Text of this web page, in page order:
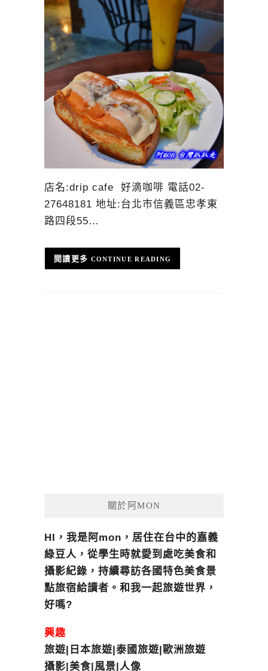
店名:drip cafe 好滴咖啡 電話02-
27648181 地址:台北市信義區忠孝東
路四段55…
CONTINUE READING
關於阿MON
HI，我是阿mon，居住在台中的嘉義
綠豆人，從學生時就愛到處吃美食和
攝影紀錄，持續尋訪各國特色美食景
點旅宿給讀者。和我一起旅遊世界，
好嗎?
興趣
旅遊|日本旅遊|泰國旅遊|歐洲旅遊
攝影|美食|風景|人像